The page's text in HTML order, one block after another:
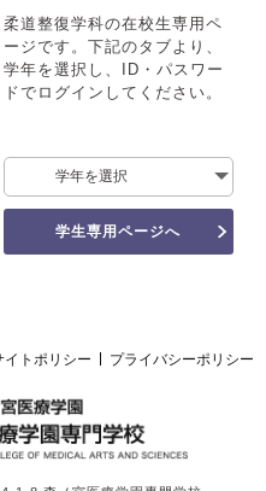
プライバシーポリシー
柔道整復学科の在校生専用ペ
ージです。下記のタブより、
学年を選択し、ID・パスワー
ドでログインしてください。
学生専用ページへ
イトポリシー プライバシーポリシー